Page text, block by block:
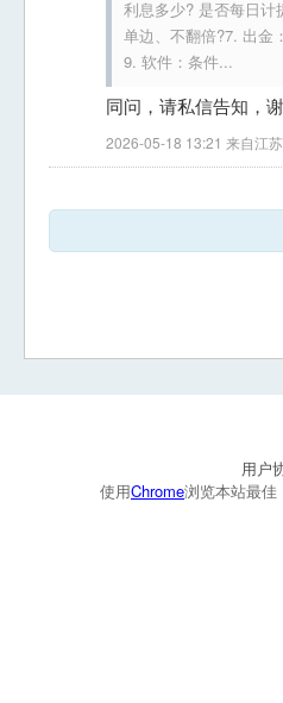
利息多少? 是否每日
单边、不翻倍?7. 出金
9. 软件：条件...
同问，请私信告知，
2026-05-18 13:21 来自江苏
用户
使用Chrome浏览本站最